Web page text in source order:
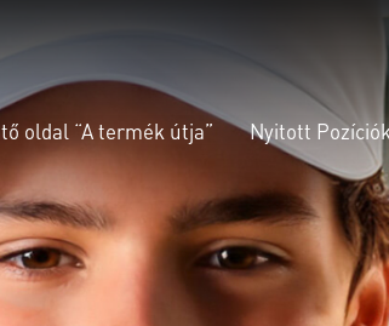
oldal “A termék útja” Nyitott